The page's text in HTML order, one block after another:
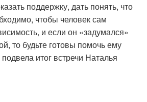
поддержку, дать понять, что
чтобы человек сам
и если он «задумался»
то будьте готовы помочь ему
итог встречи Наталья